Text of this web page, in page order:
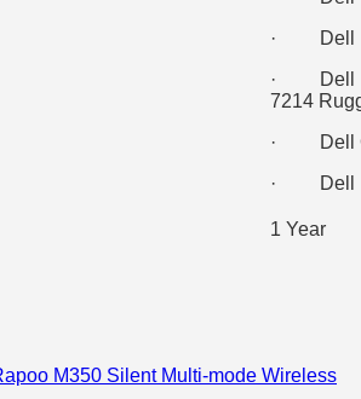
· Dell
· Dell
7214
· Dell
· Dell
1 Year